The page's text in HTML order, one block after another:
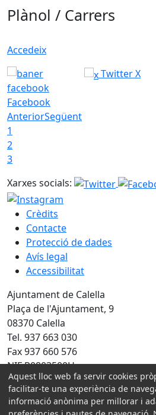
Plànol / Carrers
Accedeix
Facebook
Twitter X
AnteriorSegüent
1
2
3
Xarxes socials:
Crèdits
Contacte
Protecció de dades
Avís legal
Accessibilitat
Ajuntament de Calella
Plaça de l'Ajuntament, 9
08370 Calella
Tel. 937 663 030
Fax 937 660 576
NIF P0803500H
Amb la col·laboració de:
Aquest lloc web fa servir cookies
facilitar-te una experiència de
informació anònima per millorar i